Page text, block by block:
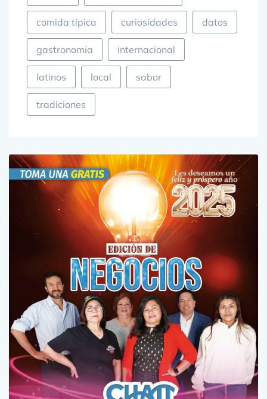
comida tipica curiosidades datos
gastronomia internacional
latinos local sabor
tradiciones